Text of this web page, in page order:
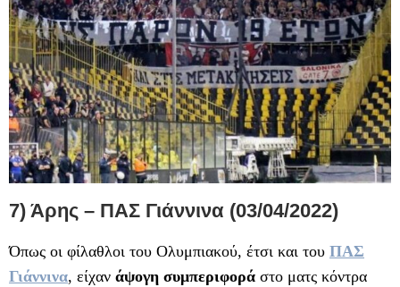
7) Άρης – ΠΑΣ Γιάννινα (03/04/2022)
Όπως οι φίλαθλοι του Ολυμπιακού, έτσι και του ΠΑΣ
Γιάννινα, είχαν άψογη συμπεριφορά στο ματς κόντρα